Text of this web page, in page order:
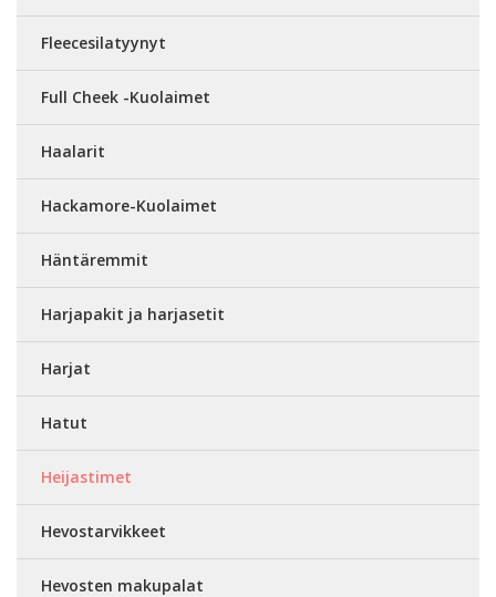
Fleecesilatyynyt
Full Cheek -Kuolaimet
Haalarit
Hackamore-Kuolaimet
Häntäremmit
Harjapakit ja harjasetit
Harjat
Hatut
Heijastimet
Hevostarvikkeet
Hevosten makupalat